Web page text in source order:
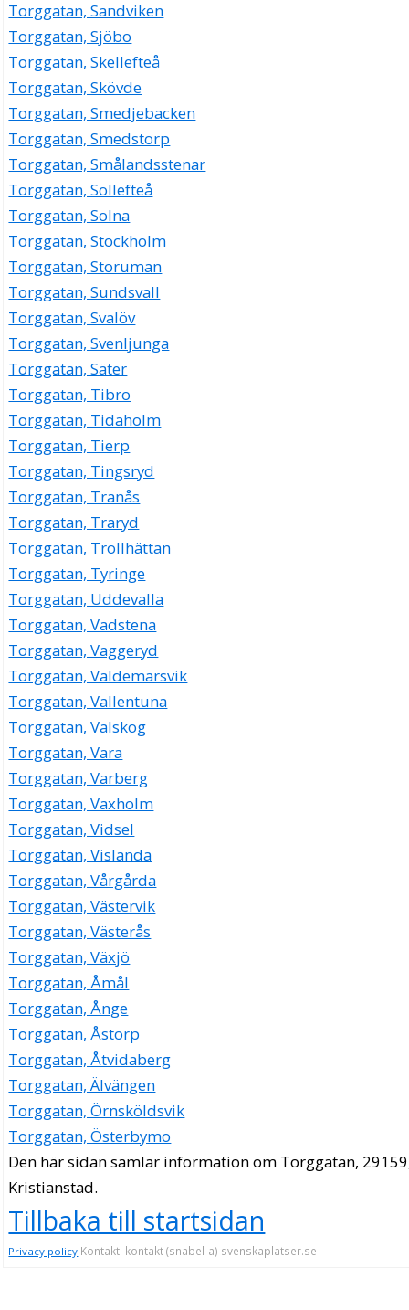
Torggatan, Sandviken
Torggatan, Sjöbo
Torggatan, Skellefteå
Torggatan, Skövde
Torggatan, Smedjebacken
Torggatan, Smedstorp
Torggatan, Smålandsstenar
Torggatan, Sollefteå
Torggatan, Solna
Torggatan, Stockholm
Torggatan, Storuman
Torggatan, Sundsvall
Torggatan, Svalöv
Torggatan, Svenljunga
Torggatan, Säter
Torggatan, Tibro
Torggatan, Tidaholm
Torggatan, Tierp
Torggatan, Tingsryd
Torggatan, Tranås
Torggatan, Traryd
Torggatan, Trollhättan
Torggatan, Tyringe
Torggatan, Uddevalla
Torggatan, Vadstena
Torggatan, Vaggeryd
Torggatan, Valdemarsvik
Torggatan, Vallentuna
Torggatan, Valskog
Torggatan, Vara
Torggatan, Varberg
Torggatan, Vaxholm
Torggatan, Vidsel
Torggatan, Vislanda
Torggatan, Vårgårda
Torggatan, Västervik
Torggatan, Västerås
Torggatan, Växjö
Torggatan, Åmål
Torggatan, Ånge
Torggatan, Åstorp
Torggatan, Åtvidaberg
Torggatan, Älvängen
Torggatan, Örnsköldsvik
Torggatan, Österbymo
Den här sidan samlar information om Torggatan,
Kristianstad.
Tillbaka till startsidan
Privacy policy Kontakt: kontakt (snabel-a) svenskaplatser.se